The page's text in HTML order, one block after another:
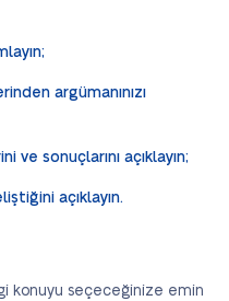
argümanınızı
sonuçlarını açıklayın;
açıklayın.
konuyu seçeceğinize emin